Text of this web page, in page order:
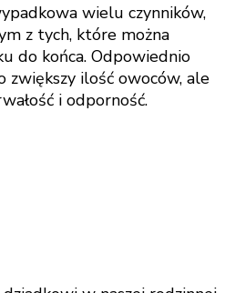
wielu czynników,
z tych, które można
do końca. Odpowiednio
ilość owoców, ale
i odporność.